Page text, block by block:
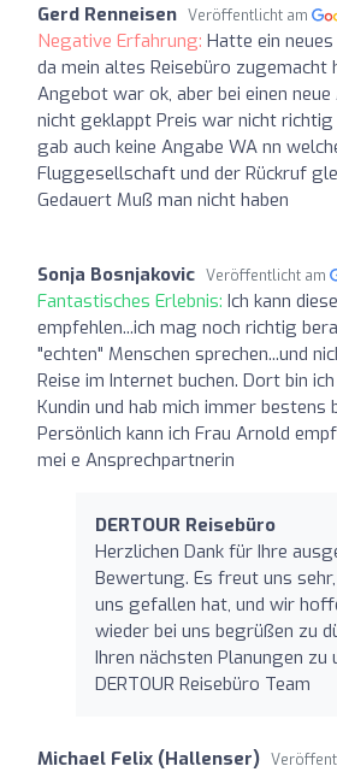
Gerd Renneisen Veröffentlicht am
Negative Erfahrung: Hatte ein
da mein altes Reisebüro zugemacht
Angebot war ok, aber bei einen
nicht geklappt Preis war nicht richtig
gab auch keine Angabe WA nn
Fluggesellschaft und der Rückruf
Gedauert Muß man nicht haben
Sonja Bosnjakovic Veröffentlicht am
Fantastisches Erlebnis: Ich kann
empfehlen...ich mag noch richtig
"echten" Menschen sprechen...und
Reise im Internet buchen. Dort bin
Kundin und hab mich immer
Persönlich kann ich Frau Arnold
mei e Ansprechpartnerin
DERTOUR Reisebüro
Herzlichen Dank für Ihre
Bewertung. Es freut uns
uns gefallen hat, und wir
wieder bei uns begrüßen zu
Ihren nächsten Planungen
DERTOUR Reisebüro Team
Michael Felix (Hallenser)